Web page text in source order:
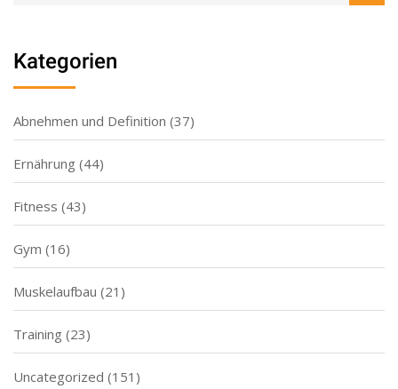
Kategorien
Abnehmen und Definition (37)
Ernährung (44)
Fitness (43)
Gym (16)
Muskelaufbau (21)
Training (23)
Uncategorized (151)